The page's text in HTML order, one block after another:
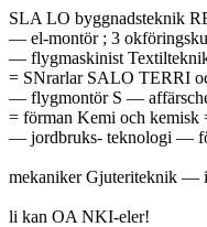
SLA LO byggnadsteknik
— el-montör ; 3
— flygmaskinist Textilteknik
= SNrarlar SALO TERRI
— flygmontör S —
= förman Kemi och kemisk
— jordbruks- teknologi —
mekaniker Gjuteriteknik —
li kan OA NKI-eler!